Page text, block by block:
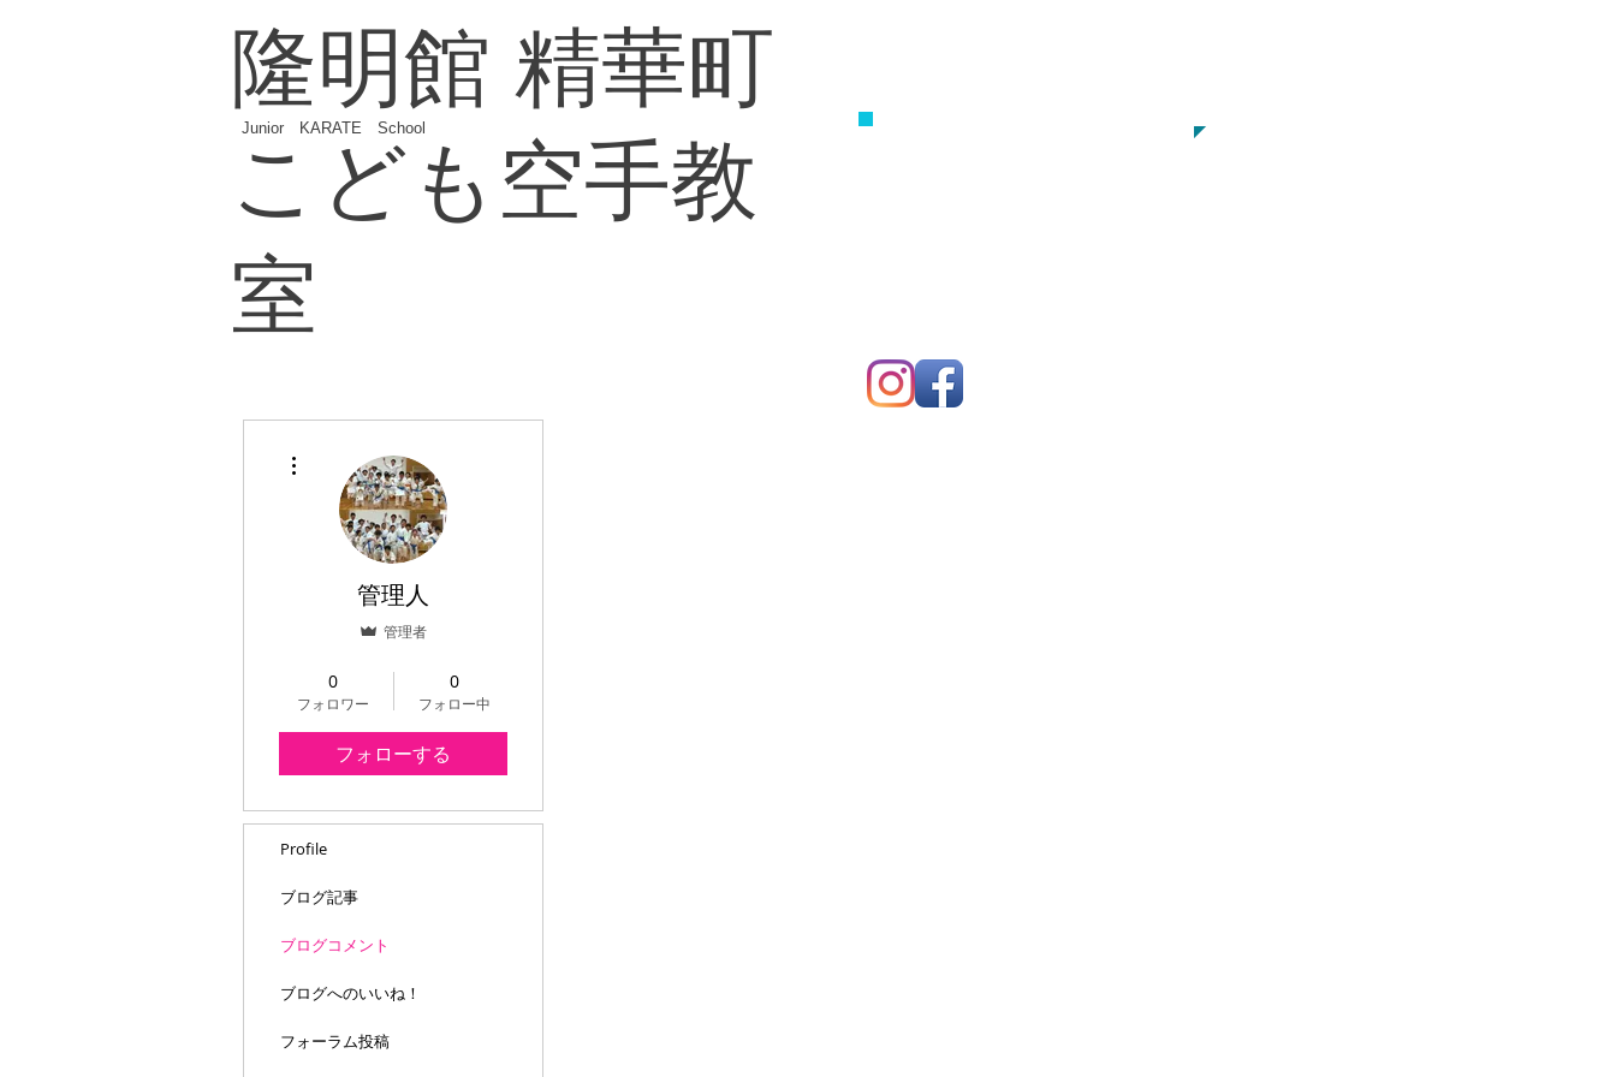
隆明館 精華町
こども空手教
室
Junior KARATE School
管理人
管理者
0
フォロワー
0
フォロー中
フォローする
Profile
ブログ記事
ブログコメント
ブログへのいいね！
フォーラム投稿